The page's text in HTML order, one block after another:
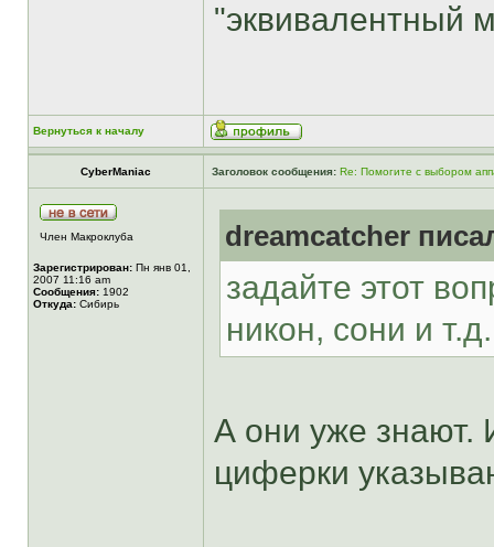
"эквивалентный
Вернуться к началу
CyberManiac Заголовок сообщения: Re: Помогите с выбором
Член Макроклуба
Зарегистрирован: Пн янв 01,
2007 11:16 am
Сообщения: 1902
Откуда: Сибирь
dreamcatcher
задайте этот
никон, сони и
А они уже знают.
циферки